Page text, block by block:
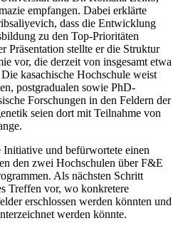
empfangen. Dabei erklärte
dass die Entwicklung
zu den Top-Prioritäten
Präsentation stellte er die Struktur
vor, die derzeit von insgesamt etwa
kasachische Hochschule weist
postgradualen sowie PhD-
Forschungen in den Feldern der
seien dort mit Teilnahme von
und befürwortete einen
den zwei Hochschulen über F&E
Als nächsten Schritt
Treffen vor, wo konkretere
erschlossen werden könnten und
werden könnte.